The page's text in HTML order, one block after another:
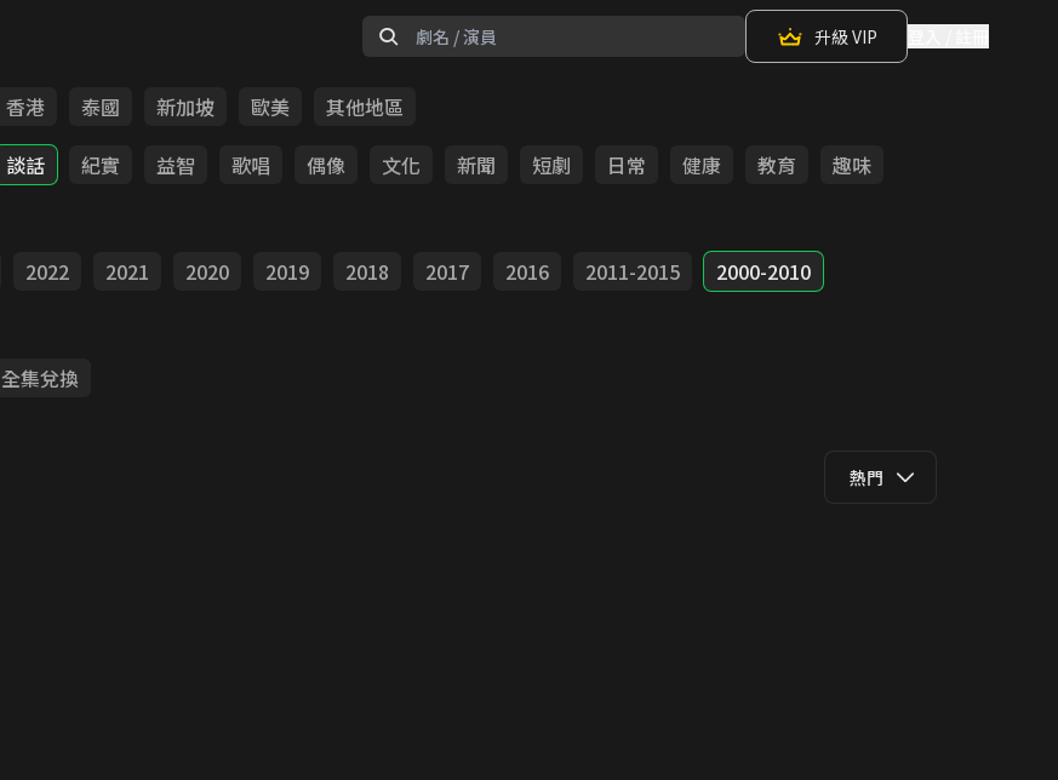
升級 VIP
香港 泰國 新加坡 歐美
其他地區
談話 紀實 益智 歌唱 偶像 文化 新聞 短劇 日常 健康 教育
趣味
2022 2021 2020 2019 2018 2017 2016 2011-2015
2000-2010
全集兌換
熱門